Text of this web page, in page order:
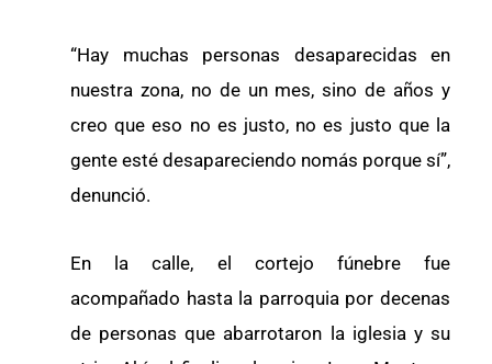
“Hay muchas personas desaparecidas en
nuestra zona, no de un mes, sino de años y
creo que eso no es justo, no es justo que la
gente esté desapareciendo nomás porque sí”,
denunció.
En la calle, el cortejo fúnebre fue
acompañado hasta la parroquia por decenas
de personas que abarrotaron la iglesia y su